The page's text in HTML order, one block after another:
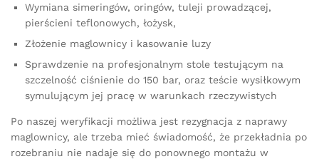
Wymiana simeringów, oringów, tuleji prowadzącej,
pierścieni teflonowych, łożysk,
Złożenie maglownicy i kasowanie luzy
Sprawdzenie na profesjonalnym stole testującym na
szczelność ciśnienie do 150 bar, oraz teście wysiłkowym
symulującym jej pracę w warunkach rzeczywistych
Po naszej weryfikacji możliwa jest rezygnacja z naprawy
maglownicy, ale trzeba mieć świadomość, że przekładnia po
rozebraniu nie nadaje się do ponownego montażu w